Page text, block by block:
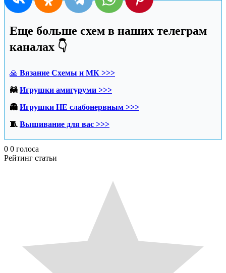
Еще больше схем в наших телеграм
каналах 👇
🙏 Вязание Схемы и МК >>>
🦝 Игрушки амигуруми >>>
👻 Игрушки НЕ слабонервным >>>
🧵 Вышивание для вас >>>
0 0 голоса
Рейтинг статьи